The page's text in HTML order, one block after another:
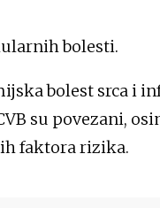
bolesti.
bolest srca i
su povezani,
faktora rizika.